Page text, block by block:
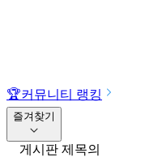
🏆커뮤니티 랭킹
즐겨찾기
게시판 제목의